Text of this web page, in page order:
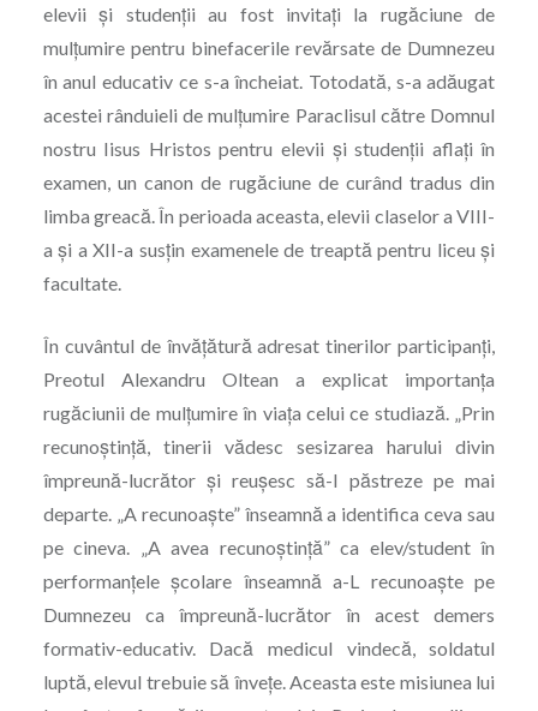
elevii și studenții au fost invitați la rugăciune de
mulțumire pentru binefacerile revărsate de Dumnezeu
în anul educativ ce s-a încheiat. Totodată, s-a adăugat
acestei rânduieli de mulțumire Paraclisul către Domnul
nostru Iisus Hristos pentru elevii și studenții aflați în
examen, un canon de rugăciune de curând tradus din
limba greacă. În perioada aceasta, elevii claselor a VIII-
a și a XII-a susțin examenele de treaptă pentru liceu și
facultate.
În cuvântul de învățătură adresat tinerilor participanți,
Preotul Alexandru Oltean a explicat importanța
rugăciunii de mulțumire în viața celui ce studiază. „Prin
recunoștință, tinerii vădesc sesizarea harului divin
împreună-lucrător și reușesc să-l păstreze pe mai
departe. „A recunoaște” înseamnă a identifica ceva sau
pe cineva. „A avea recunoștință” ca elev/student în
performanțele școlare înseamnă a-L recunoaște pe
Dumnezeu ca împreună-lucrător în acest demers
formativ-educativ. Dacă medicul vindecă, soldatul
luptă, elevul trebuie să învețe. Aceasta este misiunea lui